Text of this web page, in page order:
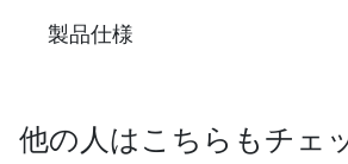
製品仕様
他の人はこちらもチェ